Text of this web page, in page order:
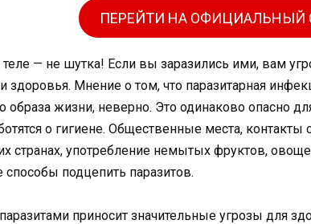
ПЕРЕЙТИ НА ОФИЦИАЛЬНЫЙ
— не шутка! Если вы заразились ими, вам
здоровья. Мнение о том, что паразитарная
образа жизни, неверно. Это одинаково опасно
о гигиене. Общественные места,
странах, употребление немытых фруктов,
способы подцепить паразитов.
приносит значительные угрозы для